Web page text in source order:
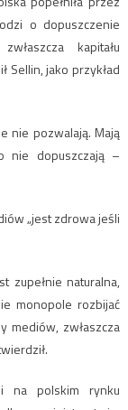
o dopuszczenie
kapitału
Sellin, jako przykład
nie pozwalają. Mają
nie dopuszczają –
„jest zdrowa jeśli
zupełnie naturalna,
monopole rozbijać
mediów, zwłaszcza
na polskim rynku